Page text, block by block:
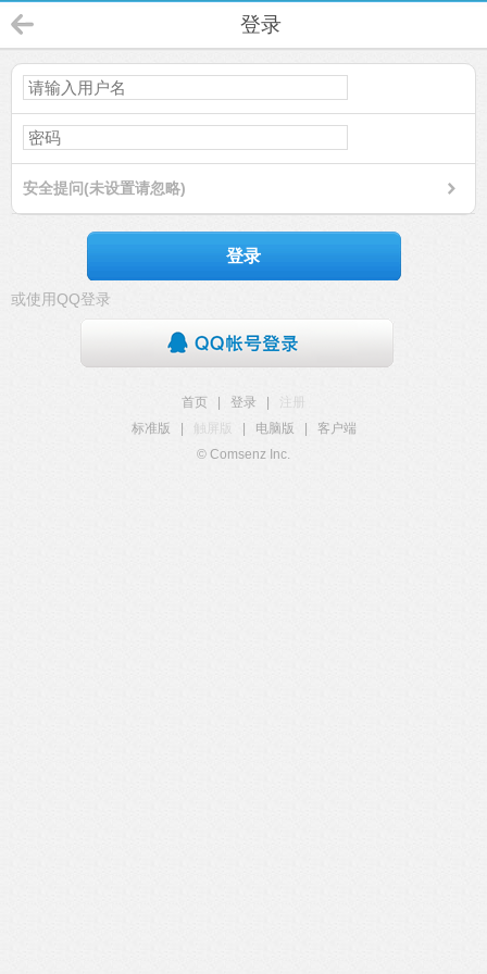
登录
安全提问(未设置请忽略)
登录
或使用QQ登录
首页 登录
注册
标准版
触屏版 电脑版
客户端
© Comsenz Inc.